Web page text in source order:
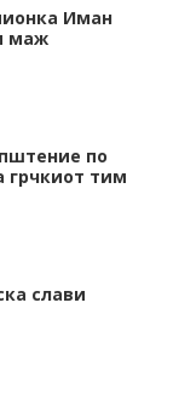
Иман
маж
по
грчкиот тим
слави